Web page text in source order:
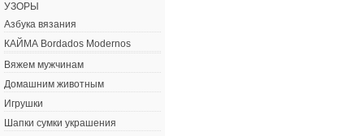
УЗОРЫ
Азбука вязания
КАЙМА Bordados Modernos
Вяжем мужчинам
Домашним животным
Игрушки
Шапки сумки украшения